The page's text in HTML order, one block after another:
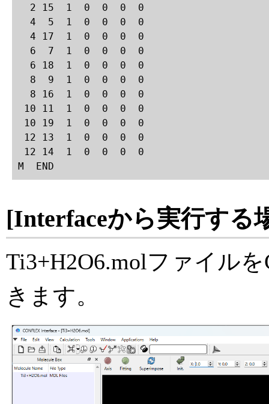
  2 15  1  0  0  0  0
  4  5  1  0  0  0  0
  4 17  1  0  0  0  0
  6  7  1  0  0  0  0
  6 18  1  0  0  0  0
  8  9  1  0  0  0  0
  8 16  1  0  0  0  0
10 11  1  0  0  0  0
10 19  1  0  0  0  0
12 13  1  0  0  0  0
12 14  1  0  0  0  0
M  END
[Interfaceから実行する
Ti3+H2O6.molファイル
きます。